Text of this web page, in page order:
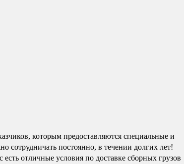
которым предоставляются специальные и
сотрудничать постоянно, в течении долгих лет!
есть отличные условия по доставке сборных грузов